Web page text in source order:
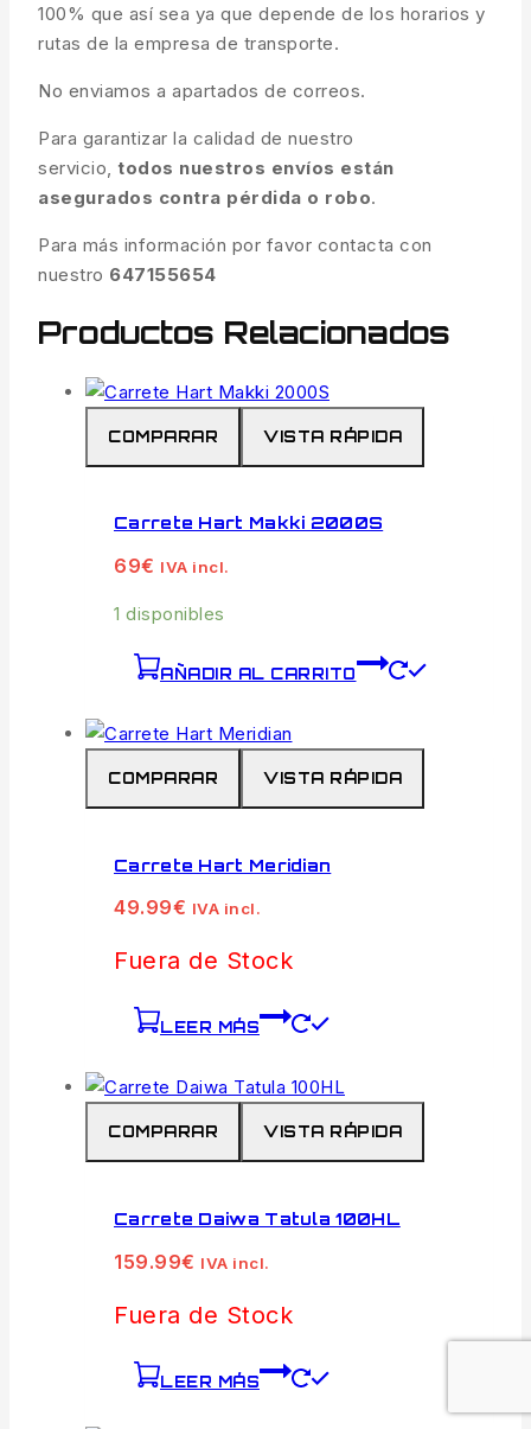
100% que así sea ya que depende de los horarios y
rutas de la empresa de transporte.
No enviamos a apartados de correos.
Para garantizar la calidad de nuestro
servicio, todos nuestros envíos están
asegurados contra pérdida o robo.
Para más información por favor contacta con
nuestro 647155654
Productos Relacionados
COMPARAR VISTA RÁPIDA
Carrete Hart Makki 2000S
69€ IVA incl.
1 disponibles
AÑADIR AL CARRITO
COMPARAR VISTA RÁPIDA
Carrete Hart Meridian
49.99€ IVA incl.
Fuera de Stock
LEER MÁS
COMPARAR VISTA RÁPIDA
Carrete Daiwa Tatula 100HL
159.99€ IVA incl.
Fuera de Stock
LEER MÁS